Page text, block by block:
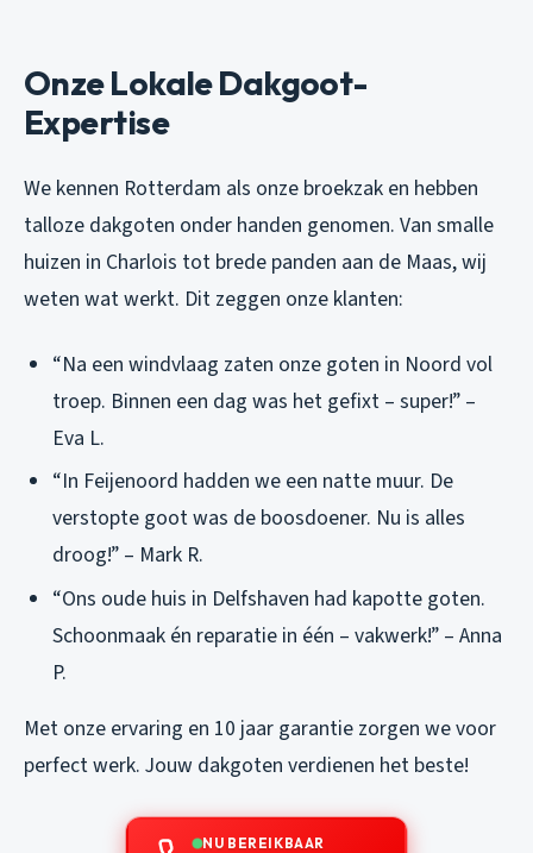
Onze Lokale Dakgoot-
Expertise
We kennen Rotterdam als onze broekzak en hebben
talloze dakgoten onder handen genomen. Van smalle
huizen in Charlois tot brede panden aan de Maas, wij
weten wat werkt. Dit zeggen onze klanten:
“Na een windvlaag zaten onze goten in Noord vol
troep. Binnen een dag was het gefixt – super!” –
Eva L.
“In Feijenoord hadden we een natte muur. De
verstopte goot was de boosdoener. Nu is alles
droog!” – Mark R.
“Ons oude huis in Delfshaven had kapotte goten.
Schoonmaak én reparatie in één – vakwerk!” – Anna
P.
Met onze ervaring en 10 jaar garantie zorgen we voor
perfect werk. Jouw dakgoten verdienen het beste!
NU BEREIKBAAR